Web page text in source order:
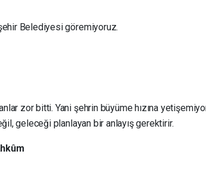
Belediyesi göremiyoruz.
zor bitti. Yani şehrin büyüme hızına
geleceği planlayan bir anlayış gerektirir.